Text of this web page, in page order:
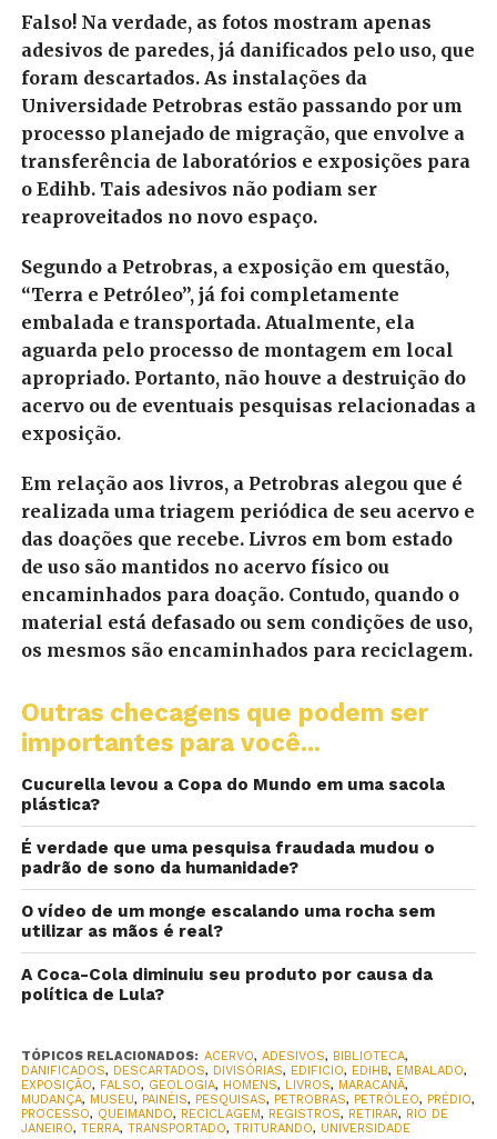
Falso! Na verdade, as fotos mostram apenas
adesivos de paredes, já danificados pelo uso, que
foram descartados. As instalações da
Universidade Petrobras estão passando por um
processo planejado de migração, que envolve a
transferência de laboratórios e exposições para
o Edihb. Tais adesivos não podiam ser
reaproveitados no novo espaço.
Segundo a Petrobras, a exposição em questão,
“Terra e Petróleo”, já foi completamente
embalada e transportada. Atualmente, ela
aguarda pelo processo de montagem em local
apropriado. Portanto, não houve a destruição do
acervo ou de eventuais pesquisas relacionadas a
exposição.
Em relação aos livros, a Petrobras alegou que é
realizada uma triagem periódica de seu acervo e
das doações que recebe. Livros em bom estado
de uso são mantidos no acervo físico ou
encaminhados para doação. Contudo, quando o
material está defasado ou sem condições de uso,
os mesmos são encaminhados para reciclagem.
Outras checagens que podem ser
importantes para você...
Cucurella levou a Copa do Mundo em uma sacola
plástica?
É verdade que uma pesquisa fraudada mudou o
padrão de sono da humanidade?
O vídeo de um monge escalando uma rocha sem
utilizar as mãos é real?
A Coca-Cola diminuiu seu produto por causa da
política de Lula?
TÓPICOS RELACIONADOS: ACERVO, ADESIVOS, BIBLIOTECA,
DANIFICADOS, DESCARTADOS, DIVISÓRIAS, EDIFICIO, EDIHB, EMBALADO,
EXPOSIÇÃO, FALSO, GEOLOGIA, HOMENS, LIVROS, MARACANÃ,
MUDANÇA, MUSEU, PAINÉIS, PESQUISAS, PETROBRAS, PETRÓLEO, PRÉDIO,
PROCESSO, QUEIMANDO, RECICLAGEM, REGISTROS, RETIRAR, RIO DE
JANEIRO, TERRA, TRANSPORTADO, TRITURANDO, UNIVERSIDADE